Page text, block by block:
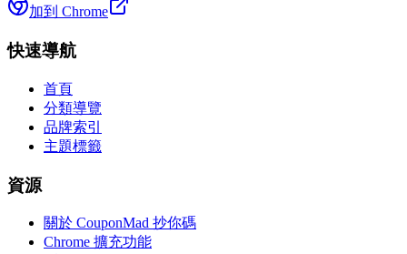
加到 Chrome
快速導航
首頁
分類導覽
品牌索引
主題標籤
資源
關於 CouponMad 抄你碼
Chrome 擴充功能